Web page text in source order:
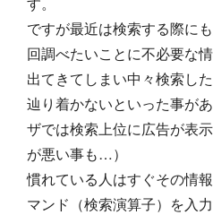
ですが最近は検索する際に
回調べたいことに不必要な
出てきてしまい中々検索し
辿り着かないといった事が
ザでは検索上位に広告が表
が悪い事も…）
慣れている人はすぐその情
マンド（検索演算子）を入